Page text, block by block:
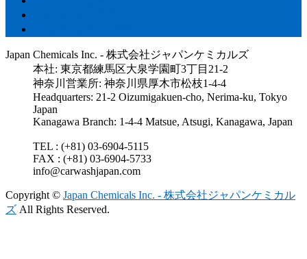
Japan Chemicals Inc. - 株式会社ジャパンケミカルズ
本社: 東京都練馬区大泉学園町3丁目21-2
神奈川営業所: 神奈川県厚木市松枝1-4-4
Headquarters: 21-2 Oizumigakuen-cho, Nerima-ku, Tokyo
Japan
Kanagawa Branch: 1-4-4 Matsue, Atsugi, Kanagawa, Japan
TEL : (+81) 03-6904-5115
FAX : (+81) 03-6904-5733
info@carwashjapan.com
Copyright © Japan Chemicals Inc. - 株式会社ジャパンケミカル
ズ All Rights Reserved.